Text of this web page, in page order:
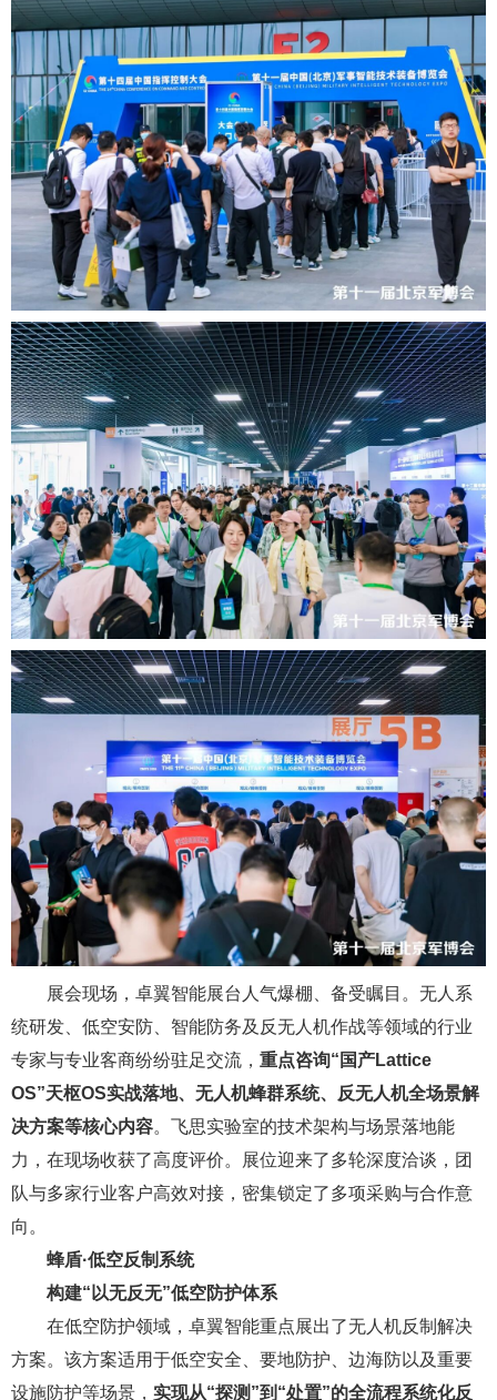
展会现场，卓翼智能展台人气爆棚、备受瞩目。无人系
统研发、低空安防、智能防务及反无人机作战等领域的行业
专家与专业客商纷纷驻足交流， 重点咨询“国产Lattice
OS”天枢OS实战落地、无人机蜂群系统、反无人机全场景解
决方案等核心内容。飞思实验室的技术架构与场景落地能
力，在现场收获了高度评价。展位迎来了多轮深度洽谈，团
队与多家行业客户高效对接，密集锁定了多项采购与合作意
向。
蜂盾·低空反制系统
构建“以无反无”低空防护体系
在低空防护领域，卓翼智能重点展出了无人机反制解决
方案。该方案适用于低空安全、要地防护、边海防以及重要
设施防护等场景， 实现从“探测”到“处置”的全流程系统化反